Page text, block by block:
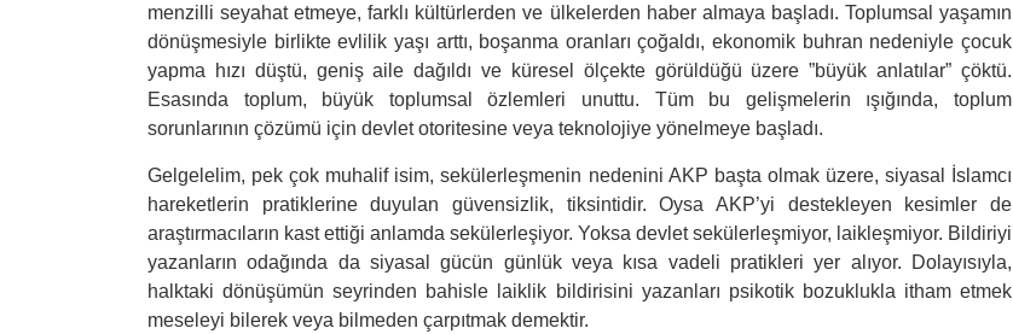
menzilli seyahat etmeye, farklı kültürlerden ve ülkelerden haber almaya başladı. Toplumsal yaşamın
dönüşmesiyle birlikte evlilik yaşı arttı, boşanma oranları çoğaldı, ekonomik buhran nedeniyle çocuk
yapma hızı düştü, geniş aile dağıldı ve küresel ölçekte görüldüğü üzere ”büyük anlatılar” çöktü.
Esasında toplum, büyük toplumsal özlemleri unuttu. Tüm bu gelişmelerin ışığında, toplum
sorunlarının çözümü için devlet otoritesine veya teknolojiye yönelmeye başladı.
Gelgelelim, pek çok muhalif isim, sekülerleşmenin nedenini AKP başta olmak üzere, siyasal İslamcı
hareketlerin pratiklerine duyulan güvensizlik, tiksintidir. Oysa AKP’yi destekleyen kesimler de
araştırmacıların kast ettiği anlamda sekülerleşiyor. Yoksa devlet sekülerleşmiyor, laikleşmiyor. Bildiriyi
yazanların odağında da siyasal gücün günlük veya kısa vadeli pratikleri yer alıyor. Dolayısıyla,
halktaki dönüşümün seyrinden bahisle laiklik bildirisini yazanları psikotik bozuklukla itham etmek
meseleyi bilerek veya bilmeden çarpıtmak demektir.